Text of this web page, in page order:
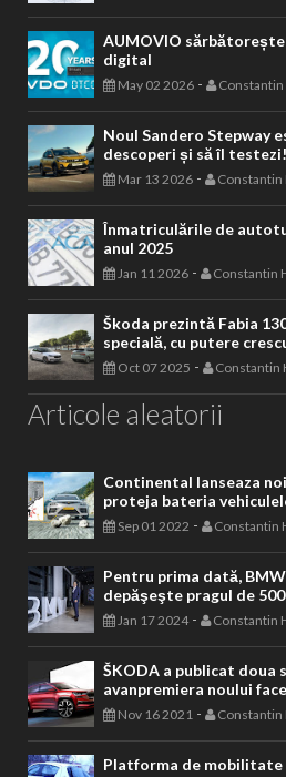
AUMOVIO
digital
May 02 2026 - Constantin
Noul Sandero Stepway
descoperi și să îl testezi!
Mar 13 2026 - Constantin
Înmatriculările de
anul 2025
Jan 11 2026 - Constantin
Škoda prezintă Fabia
specială, cu putere
Oct 07 2025 - Constantin
Articole aleatorii
Continental lanseaza
proteja bateria
Sep 01 2022 - Constantin
Pentru prima dată,
depăşeşte pragul de
Jan 17 2024- Constantin
ŠKODA a publicat doua
avanpremiera noului
Nov 16 2021 - Constantin
Platforma de mobilitate